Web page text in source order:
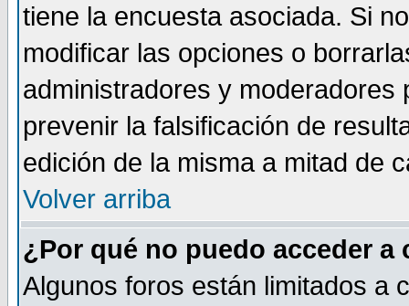
tiene la encuesta asociada. Si
modificar las opciones o
administradores y
prevenir la falsificación de
edición de la misma a mitad de
Volver arriba
¿Por qué no puedo acceder a
Algunos foros están limitados a